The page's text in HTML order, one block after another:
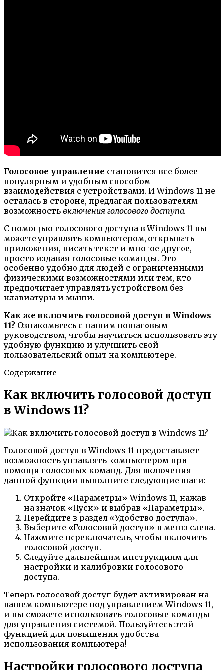
Голосовое управление становится все более
популярным и удобным способом
взаимодействия с устройствами. И Windows 11 не
осталась в стороне, предлагая пользователям
возможность включения голосового доступа.
С помощью голосового доступа в Windows 11 вы
можете управлять компьютером, открывать
приложения, писать текст и многое другое,
просто издавая голосовые команды. Это
особенно удобно для людей с ограниченными
физическими возможностями или тем, кто
предпочитает управлять устройством без
клавиатуры и мыши.
Как же включить голосовой доступ в Windows
11? Ознакомьтесь с нашим пошаговым
руководством, чтобы научиться использовать эту
удобную функцию и улучшить свой
пользовательский опыт на компьютере.
Содержание
Как включить голосовой доступ
в Windows 11?
Голосовой доступ в Windows 11 предоставляет
возможность управлять компьютером при
помощи голосовых команд. Для включения
данной функции выполните следующие шаги:
Откройте «Параметры» Windows 11, нажав
на значок «Пуск» и выбрав «Параметры».
Перейдите в раздел «Удобство доступа».
Выберите «Голосовой доступ» в меню слева.
Нажмите переключатель, чтобы включить
голосовой доступ.
Следуйте дальнейшим инструкциям для
настройки и калибровки голосового
доступа.
Теперь голосовой доступ будет активирован на
вашем компьютере под управлением Windows 11,
и вы сможете использовать голосовые команды
для управления системой. Пользуйтесь этой
функцией для повышения удобства
использования компьютера!
Настройки голосового доступа